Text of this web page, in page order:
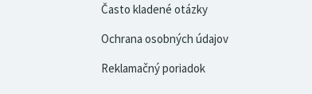
Často kladené otázky
Ochrana osobných údajov
Reklamačný poriadok